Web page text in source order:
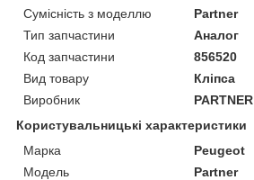
Сумісність з моделлю
Partner
Тип запчастини
Аналог
Код запчастини
856520
Вид товару
Кліпса
Виробник
PARTNER
Користувальницькі характеристики
Марка
Peugeot
Модель
Partner